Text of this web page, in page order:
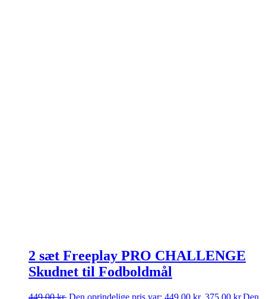
2 sæt Freeplay PRO CHALLENGE
Skudnet til Fodboldmål
449,00kr. Den oprindelige pris var: 449,00 kr.. 375,00 kr.Den